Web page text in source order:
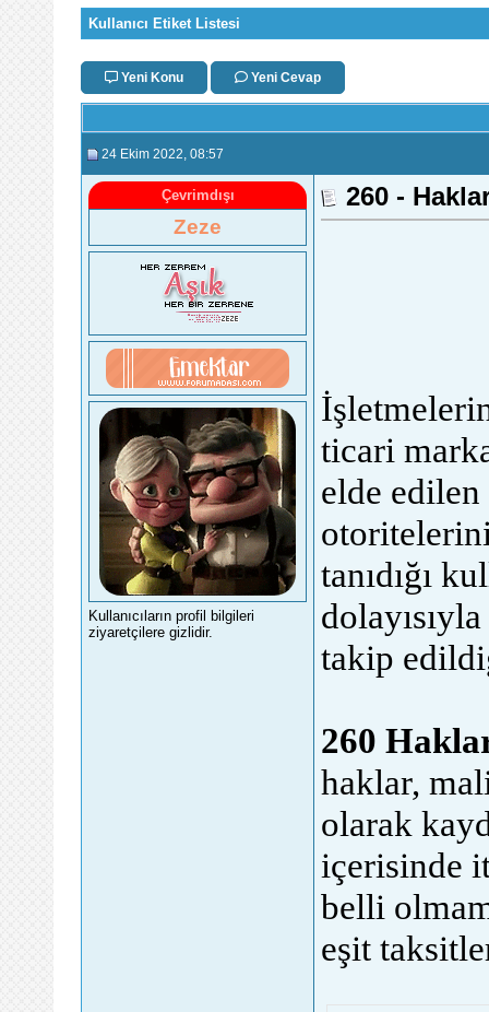
Kullanıcı Etiket Listesi
Yeni Konu Yeni Cevap
24 Ekim 2022 , 08:57
Çevrimdışı
Zeze
Kullanıcıların profil bilgileri
ziyaretçilere gizlidir.
260 -
ticari
elde
tanıdığı
takip
260
haklar,
olarak
içerisinde
belli
eşit